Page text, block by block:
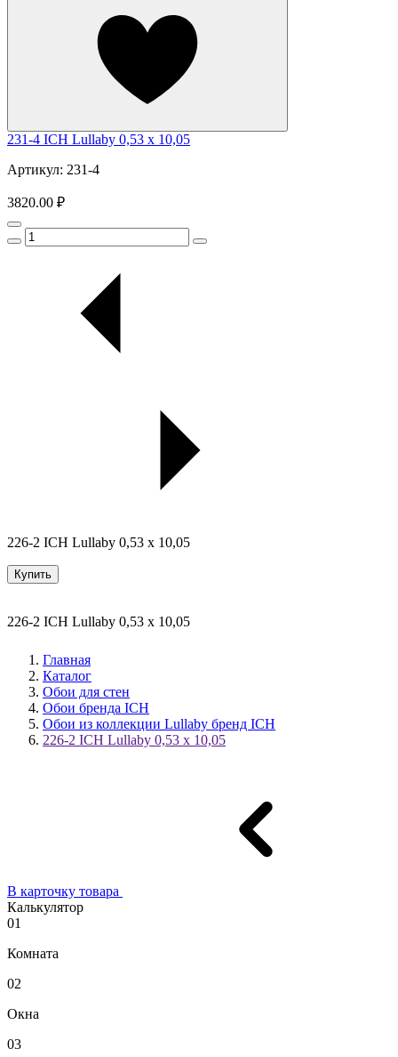
231-4 ICH Lullaby 0,53 x 10,05
Артикул: 231-4
3820.00 ₽
226-2 ICH Lullaby 0,53 x 10,05
Купить
226-2 ICH Lullaby 0,53 x 10,05
Главная
Каталог
Обои для стен
Обои бренда ICH
Обои из коллекции Lullaby бренд ICH
226-2 ICH Lullaby 0,53 x 10,05
В карточку товара
Калькулятор
01
Комната
02
Окна
03